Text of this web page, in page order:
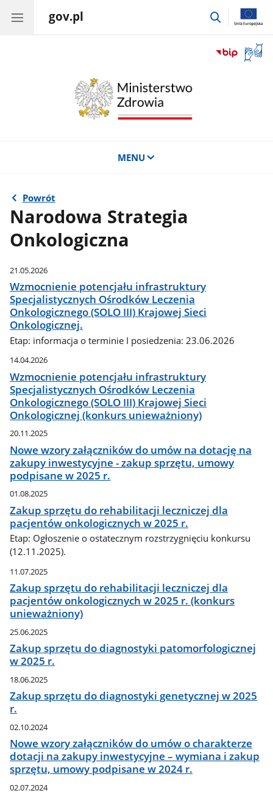
gov.pl
przejdź
okno
MENU
Powrót
Narodowa Strategia
Onkologiczna
21.05.2026
Wzmocnienie potencjału infrastruktury
Specjalistycznych Ośrodków Leczenia
Onkologicznego (SOLO III) Krajowej Sieci
Onkologicznej.
Etap: informacja o terminie I posiedzenia: 23.06.2026
14.04.2026
Wzmocnienie potencjału infrastruktury
Specjalistycznych Ośrodków Leczenia
Onkologicznego (SOLO III) Krajowej Sieci
Onkologicznej (konkurs unieważniony)
20.11.2025
Nowe wzory załączników do umów na dotację na
zakupy inwestycyjne - zakup sprzętu, umowy
podpisane w 2025 r.
01.08.2025
Zakup sprzętu do rehabilitacji leczniczej dla
pacjentów onkologicznych w 2025 r.
Etap: Ogłoszenie o ostatecznym rozstrzygnięciu konkursu
(12.11.2025).
11.07.2025
Zakup sprzętu do rehabilitacji leczniczej dla
pacjentów onkologicznych w 2025 r. (konkurs
unieważniony)
25.06.2025
Zakup sprzętu do diagnostyki patomorfologicznej
w 2025 r.
18.06.2025
Zakup sprzętu do diagnostyki genetycznej w 2025
r.
02.10.2024
Nowe wzory załączników do umów o charakterze
dotacji na zakupy inwestycyjne – wymiana i zakup
sprzętu, umowy podpisane w 2024 r.
02.07.2024